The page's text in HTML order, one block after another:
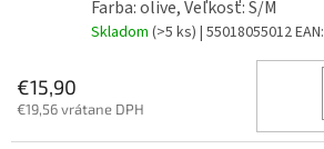
Farba: olive, Veľkosť: S/M
Skladom (>5 ks) | 55018055012EAN:
€15,90
€19,56 vrátane DPH